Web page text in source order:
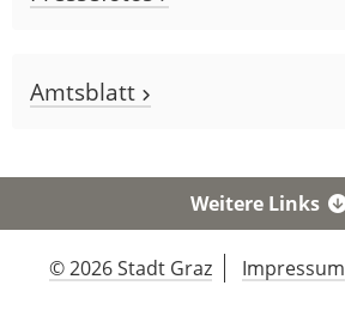
Amtsblatt
Weitere Links
© 2026 Stadt Graz Impressum